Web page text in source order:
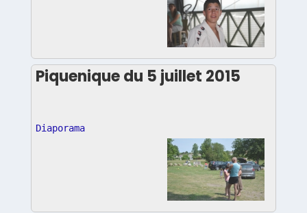
Piquenique du 5 juillet 2015
Diaporama